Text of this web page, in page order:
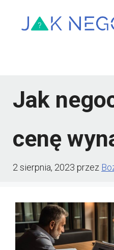
Jak
cenę
2 sierpnia, 2023 przez